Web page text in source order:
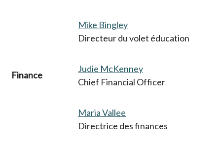
Mike Bingley
Directeur du volet éducation
Finance
Judie McKenney
Chief Financial Officer
Maria Vallee
Directrice des finances